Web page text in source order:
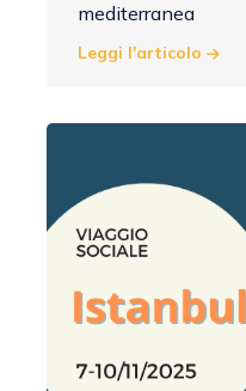
mediterranea
Leggi l'articolo